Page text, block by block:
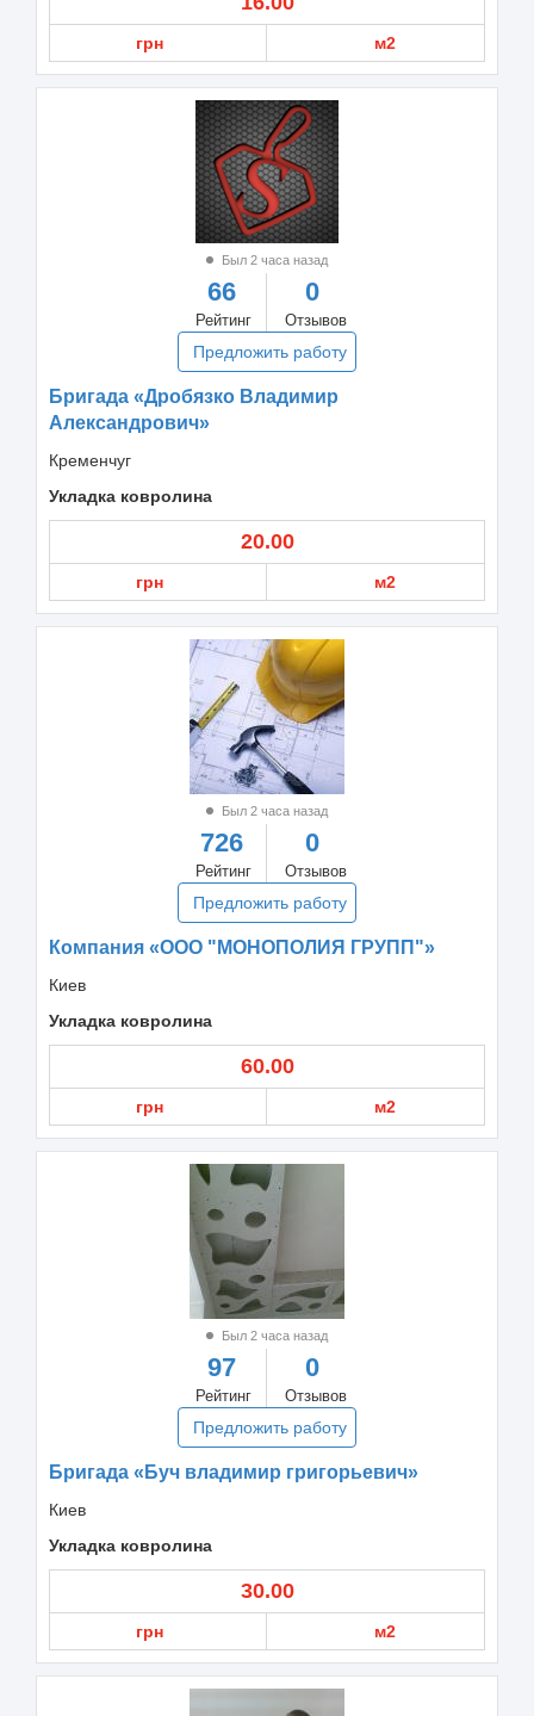
грн м2
Был 2 часа назад
66
Рейтинг
0
Отзывов
Предложить работу
Бригада «Дробязко Владимир
Александрович»
Кременчуг
Укладка ковролина
20.00
грн м2
Был 2 часа назад
726
Рейтинг
0
Отзывов
Предложить работу
Компания «ООО "МОНОПОЛИЯ ГРУПП"»
Киев
Укладка ковролина
60.00
грн м2
Был 2 часа назад
97
Рейтинг
0
Отзывов
Предложить работу
Бригада «Буч владимир григорьевич»
Киев
Укладка ковролина
30.00
грн м2